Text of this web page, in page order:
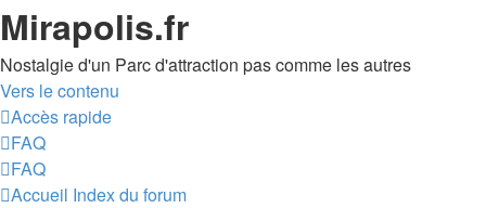
Mirapolis.fr
Nostalgie d'un Parc d'attraction pas comme les autres
Vers le contenu
Accès rapide
FAQ
FAQ
Accueil Index du forum